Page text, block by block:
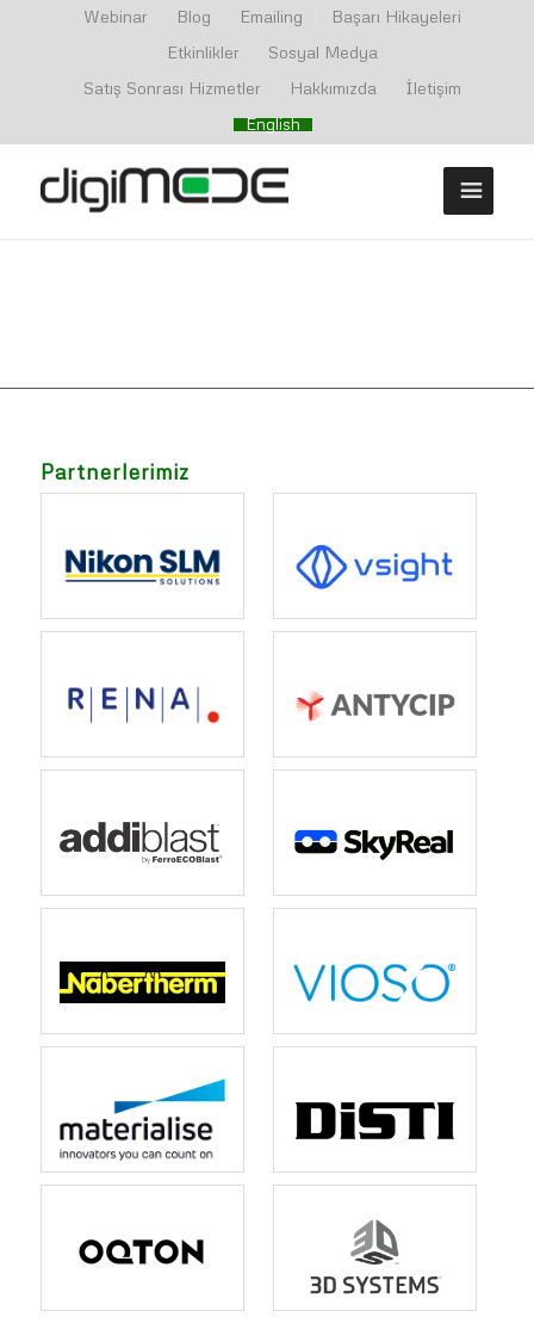
Webinar Blog Emailing
Başarı Hikayeleri
Etkinlikler
Sosyal Medya
Satış Sonrası Hizmetler
Hakkımızda
İletişim
English
Partnerlerimiz